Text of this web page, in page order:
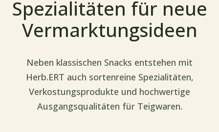
Spezialitäten für neue
Vermarktungsideen
Neben klassischen Snacks entstehen mit
Herb.ERT auch sortenreine Spezialitäten,
Verkostungsprodukte und hochwertige
Ausgangsqualitäten für Teigwaren.